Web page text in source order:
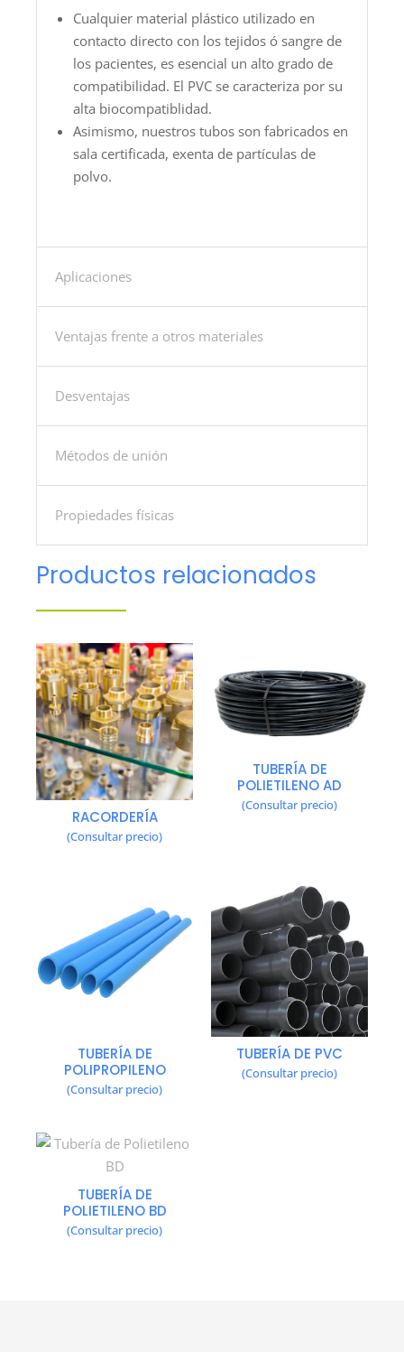
Cualquier material plástico utilizado en
contacto directo con los tejidos ó sangre de
los pacientes, es esencial un alto grado de
compatibilidad. El PVC se caracteriza por su
alta biocompatiblidad.
Asimismo, nuestros tubos son fabricados en
sala certificada, exenta de partículas de
polvo.
Aplicaciones
Ventajas frente a otros materiales
Desventajas
Métodos de unión
Propiedades físicas
Productos relacionados
RACORDERÍA
(Consultar precio)
TUBERÍA DE
POLIETILENO AD
(Consultar precio)
TUBERÍA DE
POLIPROPILENO
(Consultar precio)
TUBERÍA DE PVC
(Consultar precio)
TUBERÍA DE
POLIETILENO BD
(Consultar precio)